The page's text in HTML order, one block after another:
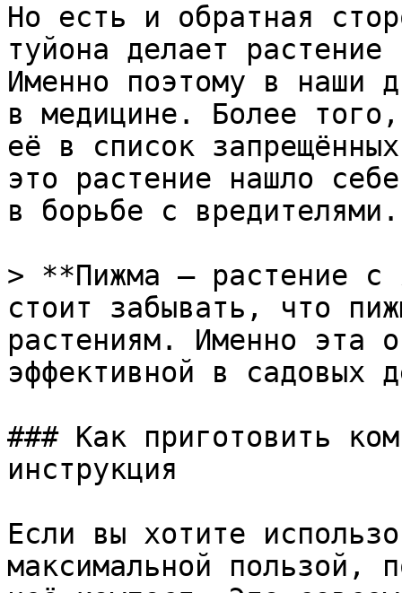
Но есть и обратная
туйона делает
Именно поэтому в наши
в медицине. Более
её в список
это растение нашло
в борьбе с вредителями.
> **Пижма — растение с
стоит забывать, что
растениям. Именно эта
эффективной в садовых
### Как приготовить
инструкция
Если вы хотите
максимальной пользой,